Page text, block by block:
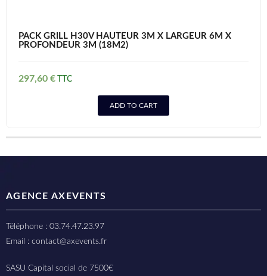
PACK GRILL H30V HAUTEUR 3M X LARGEUR 6M X
PROFONDEUR 3M (18M2)
297,60 €
ADD TO CART
AGENCE AXEVENTS
Téléphone : 03.74.47.23.97
Email : contact@axevents.fr
SASU Capital social de 7500€